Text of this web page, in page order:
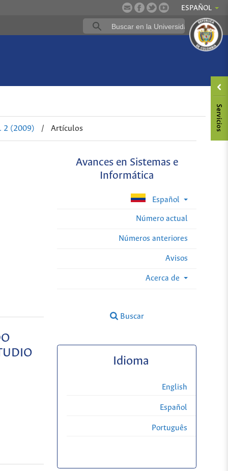
ESPAÑOL
2 (2009) / Artículos
Avances en Sistemas e
Informática
Español
Número actual
Números anteriores
Avisos
Acerca de
Buscar
Idioma
English
Español
Português